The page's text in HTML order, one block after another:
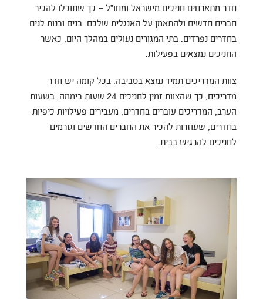
חדר מתארחים חניכים מישראל ומחו”ל – כך שתוכלו להכיר
חברים חדשים ולהתאמן על האנגלית שלכם. בנים ובנות לנים
בחדרים נפרדים. בתי המגורים נעולים במהלך היום, כאשר
החניכים נמצאים בפעילות.
צוות המדריכים תמיד נמצא בסביבה. בכל קומה יש חדר
מדריכים, כך שהצוות זמין לחניכים 24 שעות ביממה. בשעות
הערב, המדריכים עוברים בחדרים, מעבירים פעילויות כיפיות
בחדרים, שעוזרות להכיר את החברים החדשים וגורמים
לחניכים להרגיש בבית.